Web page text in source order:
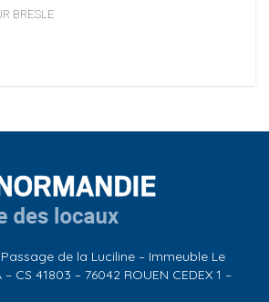
BRESLE
de la Luciline – Immeuble Le
CS 41803 – 76042 ROUEN CEDEX 1 –